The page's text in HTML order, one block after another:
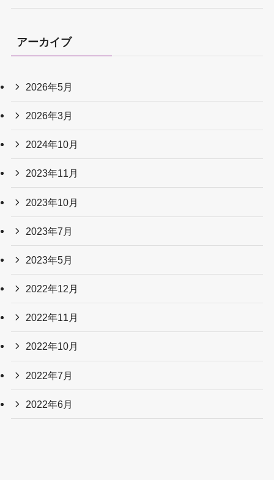
アーカイブ
2026年5月
2026年3月
2024年10月
2023年11月
2023年10月
2023年7月
2023年5月
2022年12月
2022年11月
2022年10月
2022年7月
2022年6月